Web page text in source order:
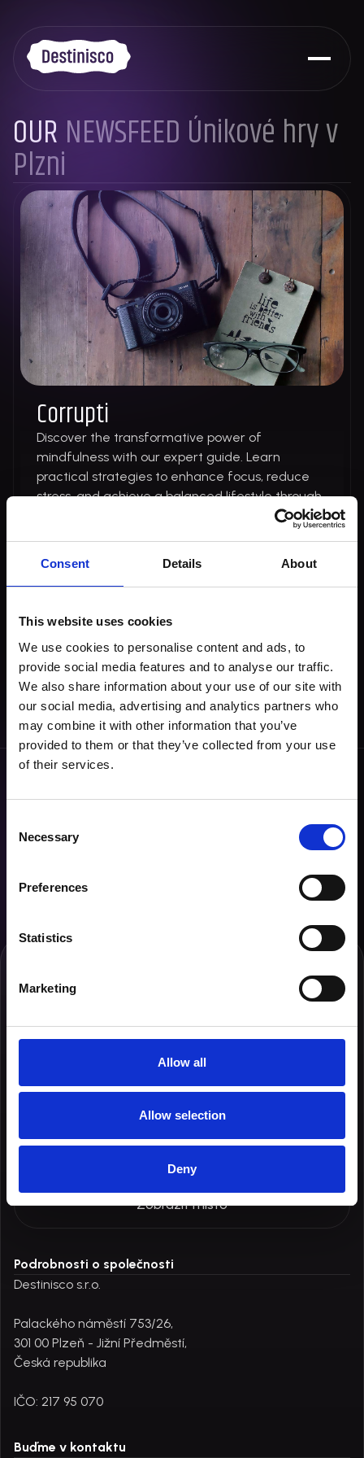
Consent Details About
This website uses cookies
We use cookies to personalise content and ads, to
provide social media features and to analyse our traffic.
We also share information about your use of our site with
our social media, advertising and analytics partners who
may combine it with other information that you’ve
provided to them or that they’ve collected from your use
of their services.
Selection
Necessary
Preferences
Statistics
Marketing
Allow all
Allow selection
Deny
OUR NEWSFEED Únikové hry v
Plzni
Corrupti
Discover the transformative power of
mindfulness with our expert guide. Learn
practical strategies to enhance focus, reduce
stress, and achieve a balanced lifestyle through
Accusantium Ullam Et
May 3, 2024
Read more
Připraveni na zážitek?
která ozkouší schopnosti vás a vašich
přátel, kolegů nebo rodinných příslušníků?
Destinisco: Důvěra
Buďme v kontaktu
Destinisco provozovna
Plzeň, 301 00
Zobrazit místo
Podrobnosti o společnosti
Destinisco s.r.o.
Palackého náměstí 753/26,
301 00 Plzeň - Jižní Předměstí,
Česká republika
IČO: 217 95 070